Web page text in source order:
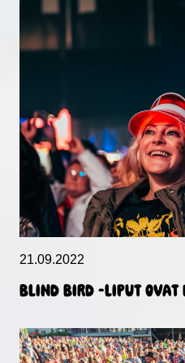
21.09.2022
BLIND BIRD -LIPUT OVAT